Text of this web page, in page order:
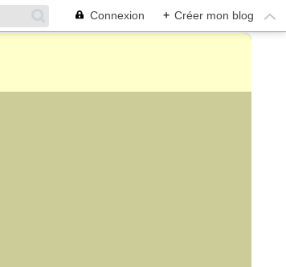
Connexion + Créer mon blog